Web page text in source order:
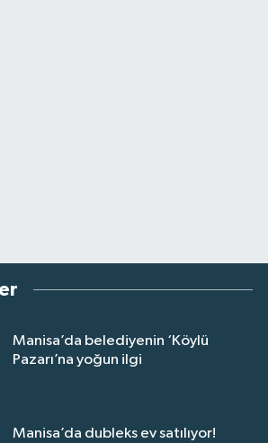
Manisa’da belediyenin ‘Köylü
Pazarı’na yoğun ilgi
Manisa’da dubleks ev satılıyor!